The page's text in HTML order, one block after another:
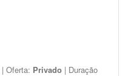
| Oferta: Privado | Duração